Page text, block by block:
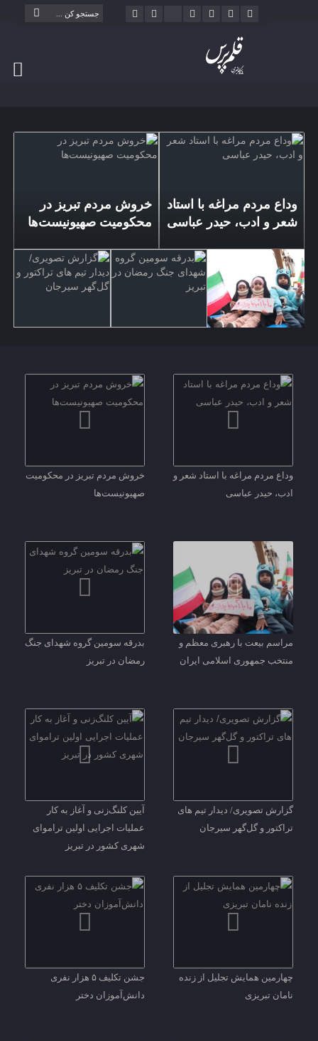
وداع مردم مراغه با استاد
شعر و ادب، حیدر عباسی
خروش مردم تبریز در
محکومیت صهیونیست‌ها
مراسم بیعت با رهبری
معظم و منتخب
جمهوری اسلامی
بدرقه سومین گروه
شهدای جنگ رمضان
در تبریز
گزارش تصویری/
دیدار‌ تیم های تراکتور
و گل‌گهر سیرجان
وداع مردم مراغه با استاد شعر و
ادب، حیدر عباسی
خروش مردم تبریز در محکومیت
صهیونیست‌ها
مراسم بیعت با رهبری معظم و
منتخب جمهوری اسلامی ایران
بدرقه سومین گروه شهدای جنگ
رمضان در تبریز
گزارش تصویری/ دیدار‌ تیم های
تراکتور و گل‌گهر سیرجان
آیین کلنگ‌زنی و آغاز به کار
عملیات اجرایی اولین تراموای
شهری کشور در تبریز
چهارمین همایش تجلیل از زنده
نامان تبریزی
جشن تکلیف ۵ هزار نفری
دانش‌آموزان دختر